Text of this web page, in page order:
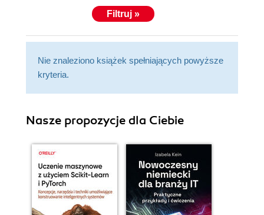
Filtruj »
Nie znaleziono książek spełniających powyższe
kryteria.
Nasze propozycje dla Ciebie